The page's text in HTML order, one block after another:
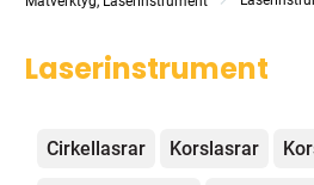
Laserinstrument
Kategorier
Cirkellasrar Korslasrar